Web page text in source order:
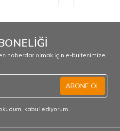
haberdar olmak için e-bültenimize
ABONE OL
kabul ediyorum.